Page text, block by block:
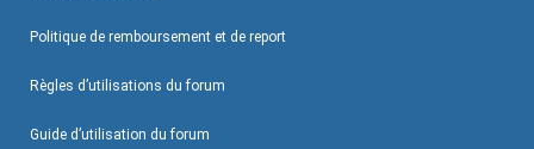
Politique de remboursement et de report
Règles d’utilisations du forum
Guide d’utilisation du forum